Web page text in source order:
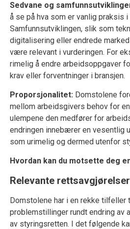
Sedvane og
å se på hva som er vanlig praksis
Samfunnsutviklingen, slik som
digitalisering eller endrede
være relevant i vurderingen. For
rimelig å endre arbeidsoppgaver
krav eller forventninger i bransjen.
Proporsjonalitet: Domstolene
mellom arbeidsgivers behov for
ulempene den medfører for
endringen innebærer en vesentlig
som urimelig og dermed utenfor
Hvordan kan du motsette deg
Relevante rettsavgjørelser
Domstolene har i en rekke tilfeller
problemstillinger rundt endring av
av styringsretten. I det følgende